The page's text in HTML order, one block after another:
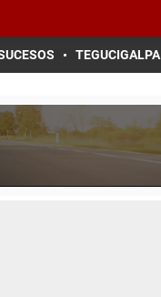
TEGUCIGALPA